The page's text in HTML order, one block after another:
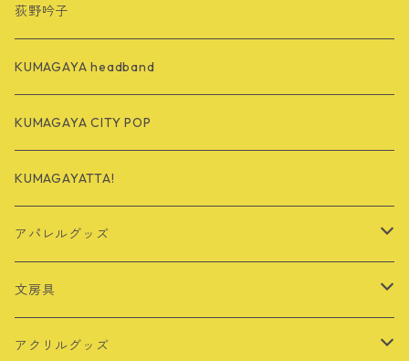
荻野吟子
KUMAGAYA headband
KUMAGAYA CITY POP
KUMAGAYATTA!
アパレルグッズ
Tシャツ
バッグ
文房具
定規
アクリルグッズ